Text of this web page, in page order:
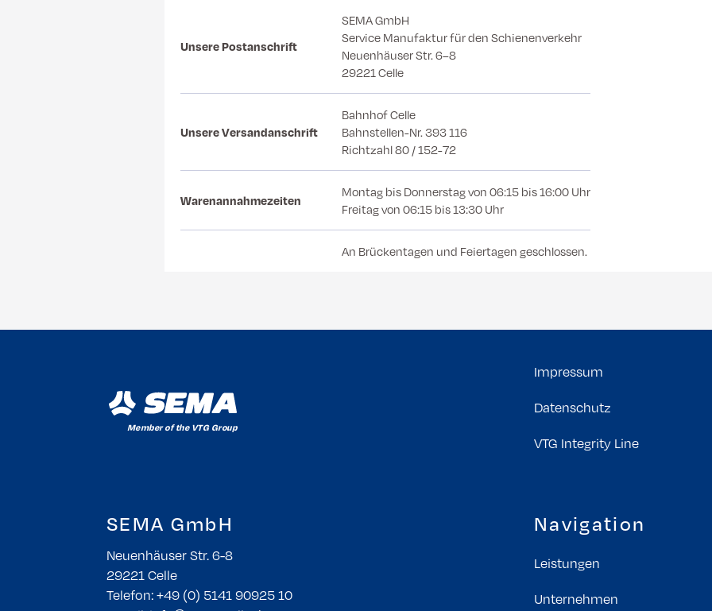
Unsere Postanschrift
SEMA GmbH
Service Manufaktur für den Schienenverkehr
Neuenhäuser Str. 6–8
29221 Celle
Unsere Versandanschrift
Bahnhof Celle
Bahnstellen-Nr.393 116
Richtzahl 80 / 152-72
Warenannahmezeiten
Montag bis Donnerstag von 06:15 bis 16:00 Uhr
Freitag von 06:15 bis 13:30 Uhr
An Brückentagen und Feiertagen geschlossen.
Impressum
Datenschutz
VTG Integrity Line
SEMA GmbH
Neuenhäuser Str. 6-8
29221 Celle
Telefon: +49 (0) 5141 90925 10
Navigation
Leistungen
Unternehmen